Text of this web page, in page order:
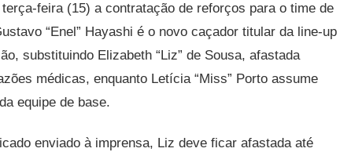
feira (15) a contratação de reforços para o time de
“Enel” Hayashi é o novo caçador titular da line-up
substituindo Elizabeth “Liz” de Sousa, afastada
médicas, enquanto Letícia “Miss” Porto assume
equipe de base.
enviado à imprensa, Liz deve ficar afastada até